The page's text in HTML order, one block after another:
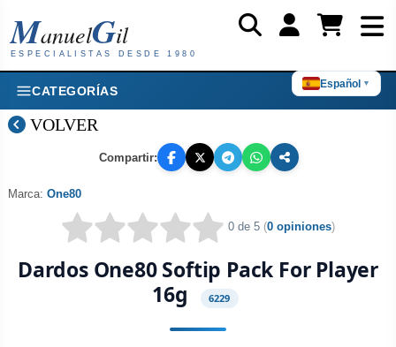
Español ▼
ManuelGil
ESPECIALISTAS DESDE 1980
CATEGORÍAS
VOLVER
Compartir:
0 de 5 (0 opiniones)
Dardos One80 Softip Pack For Player
16g
6229
Marca: One80